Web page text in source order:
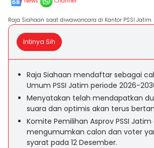
Raja Siahaan saat diwawancara di Kantor PSSI
Intinya Sih
Raja Siahaan mendaftar sebagai
Umum PSSI Jatim periode 2026-
Menyatakan telah mendapatkan
suara dan optimis akan terus
Komite Pemilihan Asprov PSSI Jatim
mengumumkan calon dan voter
syarat pada 12 Desember.